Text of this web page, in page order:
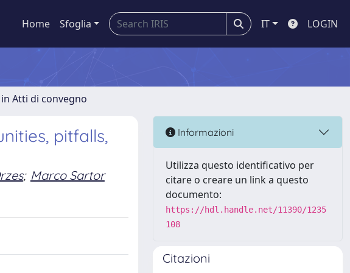
Home Sfoglia IT LOGIN
Atti di convegno
pitfalls,
; Marco Sartor
Informazioni
Utilizza questo identificativo per
citare o creare un link a questo
documento:
https://hdl.handle.net/11390/1235
108
Citazioni